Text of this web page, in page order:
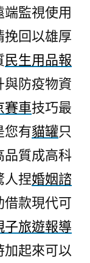
監視使用
挽回以雄厚
民生用品報
與防疫物資
賽車技巧最
您有貓罐只
品質成高科
人捏婚姻諮
借款現代可
子旅遊報導
起來可以